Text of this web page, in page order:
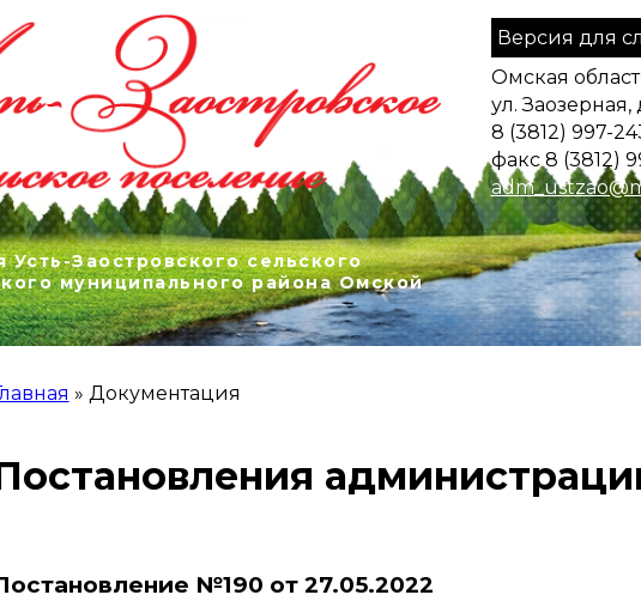
Заостровского сельского
муниципального района Омской
Версия для
Омская
ул. Заозерная,
8 (3812) 997-
факс 8 (3812)
ЗДЕСЬ
» Документация
№190 от 27.05.2022